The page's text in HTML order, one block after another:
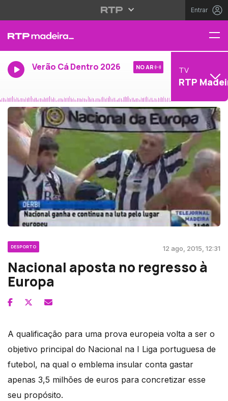
Entrar
Verão Cá Dentro 2026 NO AR TV
RTP
DESPORTO 12 ago, 2015, 12:31
Nacional aposta no regresso à
Europa
A qualificação para uma prova europeia volta a ser o
objetivo principal do Nacional na I Liga portuguesa de
futebol, na qual o emblema insular conta gastar
apenas 3,5 milhões de euros para concretizar esse
seu propósito.